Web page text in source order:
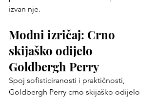
izvan nje.
Modni izričaj: Crno
skijaško odijelo
Goldbergh Perry
Spoj sofisticiranosti i praktičnosti,
Goldbergh Perry crno skijaško odijelo